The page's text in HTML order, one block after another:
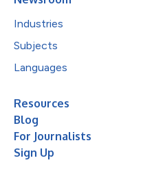
Industries
Subjects
Languages
Resources
Blog
For Journalists
Sign Up